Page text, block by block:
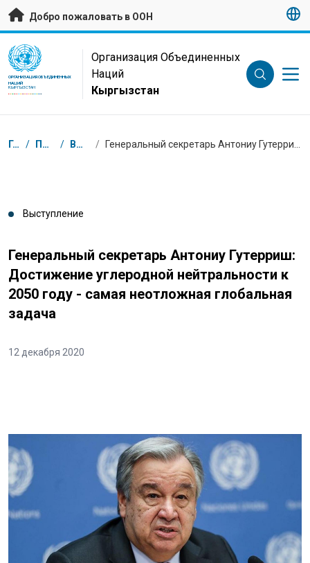
Перейти к основному содержанию
Добро пожаловать в ООН
UN Logo
ОРГАНИЗАЦИЯ ОБЪЕДИНЕННЫХ
НАЦИЙ
КЫРГЫЗСТАН
Организация Объединенных
Наций
Кыргызстан
Навигационная цепочка
Главная / Пресс-центр / Выступления /
Выступление
Генеральный секретарь Антониу Гутерриш:
Достижение углеродной нейтральности к
2050 году - самая неотложная глобальная
задача
12 декабря 2020